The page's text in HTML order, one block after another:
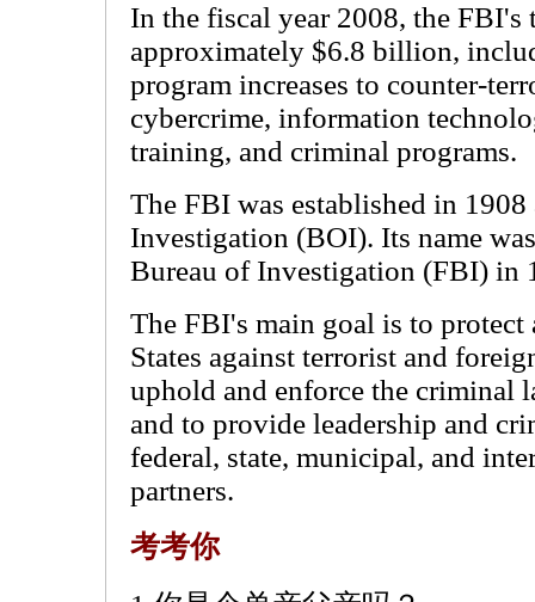
In the fiscal year 2008, the FBI's
approximately $6.8 billion,
program increases to counter-
cybercrime, information
training, and criminal programs.
The FBI was established in 1908
Investigation (BOI). Its name
Bureau of Investigation (FBI) in
The FBI's main goal is to protect
States against terrorist and
uphold and enforce the criminal
and to provide leadership and
federal, state, municipal, and
partners.
考考你